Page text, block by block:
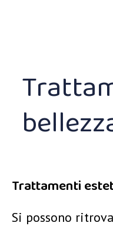
Trattamenti
Si possono